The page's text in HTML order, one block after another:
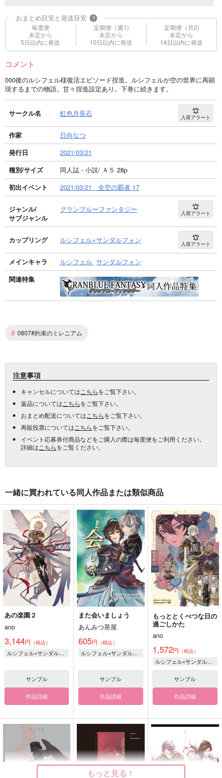
おまとめ目安と発送目安 ?
毎度便
未定から
5日以内に発送
定期便（週1)
未定から
10日以内に発送
定期便（月2)
未定から
14日以内に発送
コメント
000後のルシフェル様復活エピソード捏造。ルシフェルが空の世界に再顕
現するまでの物語。甘々捏造設定あり。下巻に続きます。
サークル名 虹色月長石 入荷アラート
作家
日向なつ
発行日
2021/03/21
種別/サイズ
同人誌 - 小説/ Ａ５ 28p
初出イベント
2021/03/21 全空の覇者 17
ジャンル/
サブジャンル
グランブルーファンタジー 入荷アラート
カップリング ルシフェル×サンダルフォン 入荷アラート
メインキャラ ルシフェル サンダルフォン
関連特集
# 0807#約束のミレニアム
注意事項
キャンセルについては こちらをご覧下さい。
返品については こちらをご覧下さい。
おまとめ配送については こちらをご覧下さい。
再販投票については こちらをご覧下さい。
イベント応募券付商品などをご購入の際は毎度便をご利用ください。
詳細は こちらをご覧ください。
一緒に買われている同人作品または類似商品
あの楽園２
ano
3,144円 （税込）
ルシフェル×サンダルフォン
サンプル
作品詳細
また会いましょう
あんみつ茶屋
605円 （税込）
ルシフェル×サンダルフォン
サンプル
作品詳細
もっととくべつな日の
過ごしかた
ano
1,572円 （税込）
ルシフェル×サンダルフォン
サンプル
作品詳細
もっと見る！